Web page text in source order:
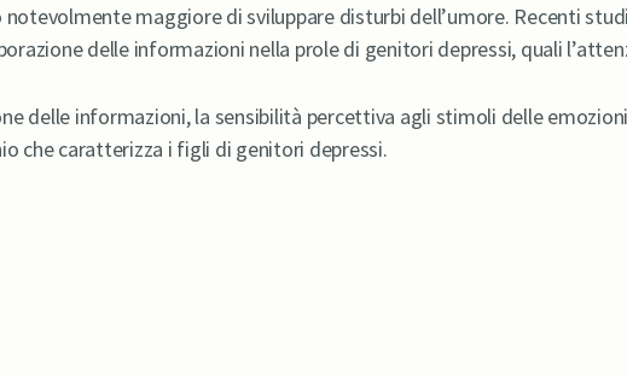
maggiore di sviluppare disturbi dell’umore. Recenti
delle informazioni nella prole di genitori depressi, quali
delle informazioni, la sensibilità percettiva agli stimoli delle
che caratterizza i figli di genitori depressi.